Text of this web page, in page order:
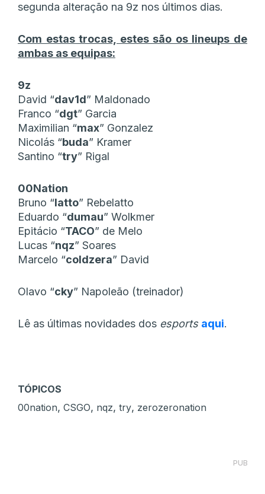
segunda alteração na 9z nos últimos dias.
Com estas trocas, estes são os lineups de
ambas as equipas:
9z
David “dav1d” Maldonado
Franco “dgt” Garcia
Maximilian “max” Gonzalez
Nicolás “buda” Kramer
Santino “try” Rigal
00Nation
Bruno “latto” Rebelatto
Eduardo “dumau” Wolkmer
Epitácio “TACO” de Melo
Lucas “nqz” Soares
Marcelo “coldzera” David
Olavo “cky” Napoleão (treinador)
Lê as últimas novidades dos esports aqui.
TÓPICOS
00nation, CSGO, nqz, try, zerozeronation
PUB